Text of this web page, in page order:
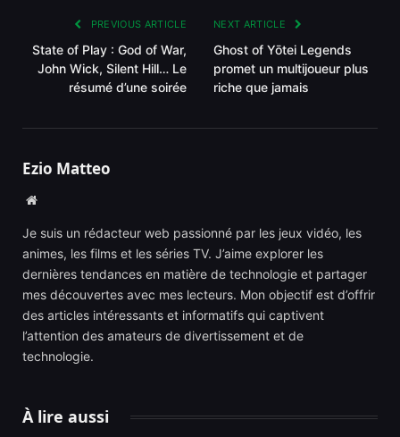
PREVIOUS ARTICLE
State of Play : God of War,
John Wick, Silent Hill… Le
résumé d’une soirée
NEXT ARTICLE
Ghost of Yōtei Legends
promet un multijoueur plus
riche que jamais
Ezio Matteo
Website
Je suis un rédacteur web passionné par les jeux vidéo, les
animes, les films et les séries TV. J’aime explorer les
dernières tendances en matière de technologie et partager
mes découvertes avec mes lecteurs. Mon objectif est d’offrir
des articles intéressants et informatifs qui captivent
l’attention des amateurs de divertissement et de
technologie.
À lire aussi